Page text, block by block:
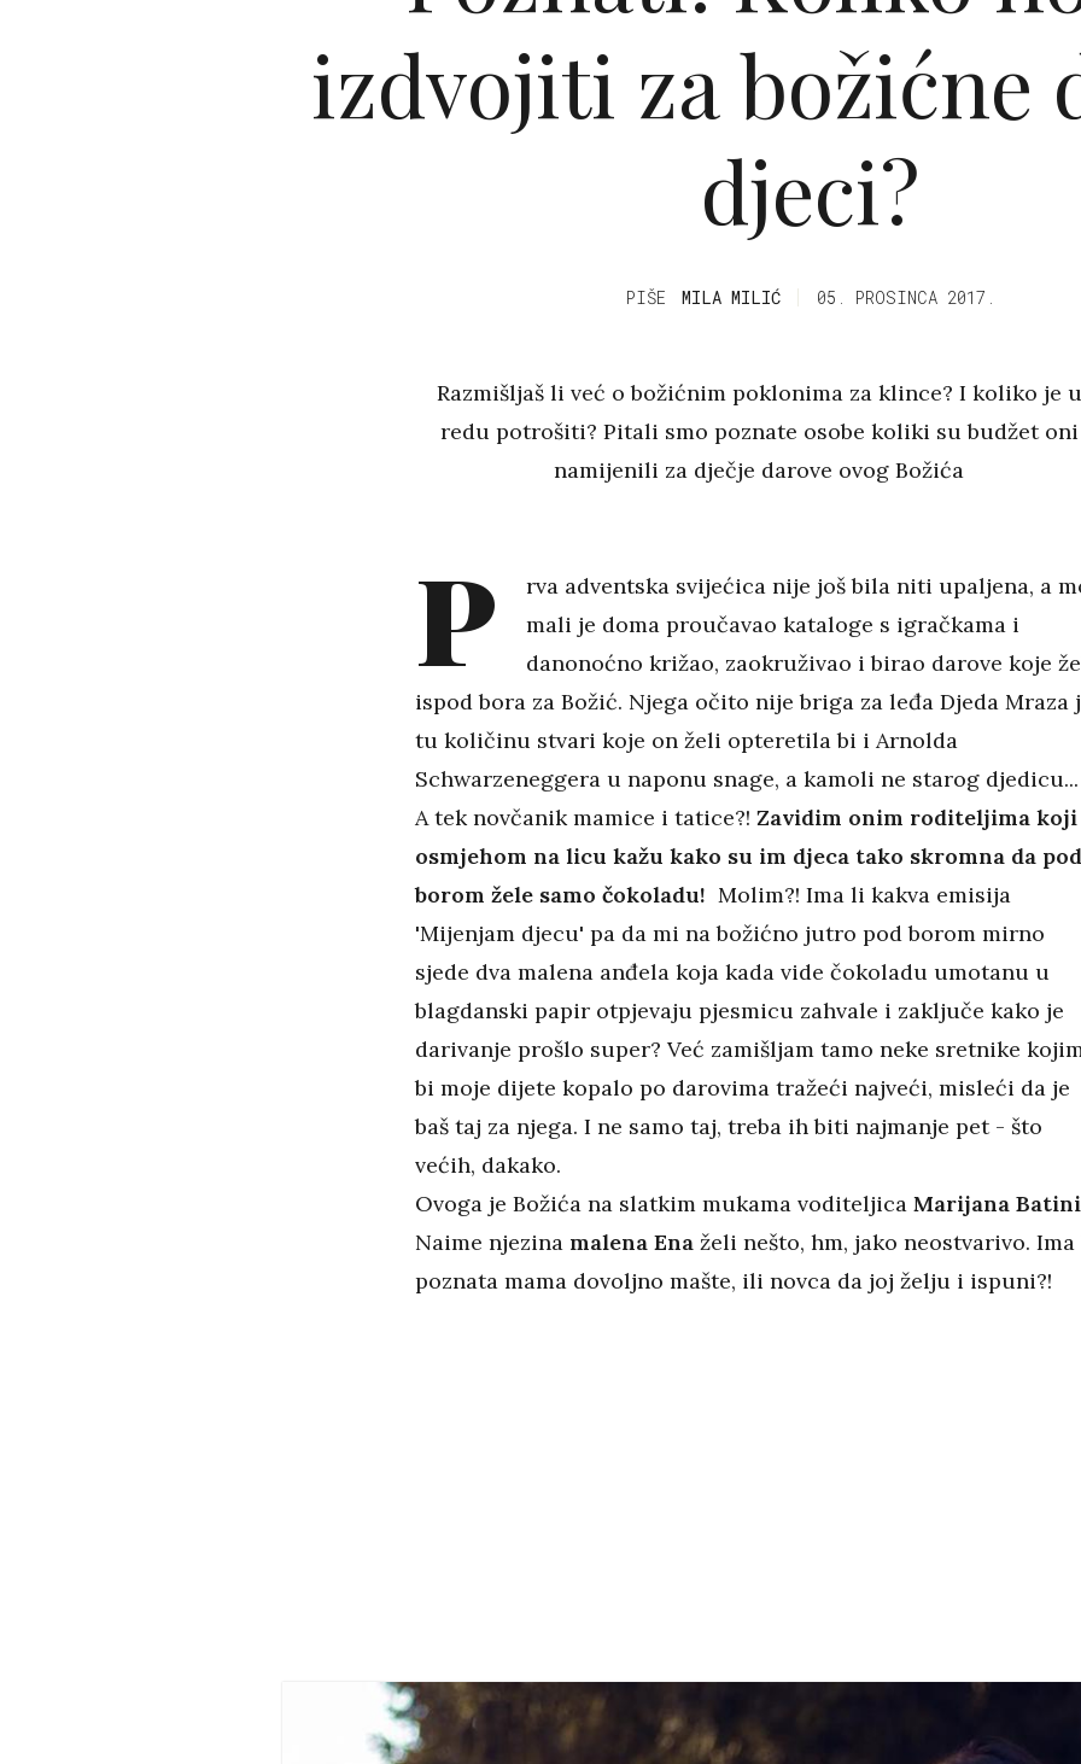
izdvojiti za božićne
djeci?
PIŠE MILA MILIĆ 05. PROSINCA 2017.
Razmišljaš li već o božićnim poklonima za klince? I koliko je u
redu potrošiti? Pitali smo poznate osobe koliki su budžet oni
namijenili za dječje darove ovog Božića
P
rva adventska svijećica nije još bila niti upaljena, a
mali je doma proučavao kataloge s igračkama i
danonoćno križao, zaokruživao i birao darove koje
ispod bora za Božić. Njega očito nije briga za leđa Djeda Mraza
tu količinu stvari koje on želi opteretila bi i Arnolda
Schwarzeneggera u naponu snage, a kamoli ne starog djedicu...
A tek novčanik mamice i tatice?! Zavidim onim roditeljima koji
osmjehom na licu kažu kako su im djeca tako skromna da pod
borom žele samo čokoladu! Molim?! Ima li kakva emisija
'Mijenjam djecu' pa da mi na božićno jutro pod borom mirno
sjede dva malena anđela koja kada vide čokoladu umotanu u
blagdanski papir otpjevaju pjesmicu zahvale i zaključe kako je
darivanje prošlo super? Već zamišljam tamo neke sretnike
bi moje dijete kopalo po darovima tražeći najveći, misleći da je
baš taj za njega. I ne samo taj, treba ih biti najmanje pet - što
većih, dakako.
Ovoga je Božića na slatkim mukama voditeljica Marijana
Naime njezina malena Ena želi nešto, hm, jako neostvarivo.
poznata mama dovoljno mašte, ili novca da joj želju i ispuni?!